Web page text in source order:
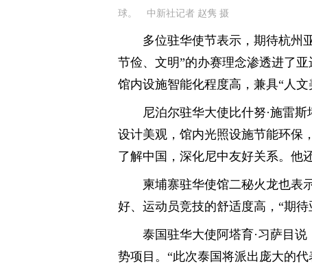
球。 中新社记者 赵隽 摄
多位驻华使节表示，期待杭州
节俭、文明”的办赛理念渗透进了
馆内设施智能化程度高，兼具“人文
尼泊尔驻华大使比什努·施雷
设计美观，馆内光照设施节能环保
了解中国，深化尼中友好关系。他
柬埔寨驻华使馆二秘火龙也表
好、运动员竞技的舒适度高，“期
泰国驻华大使阿塔育·习萨目
势项目。“此次泰国将派出庞大的